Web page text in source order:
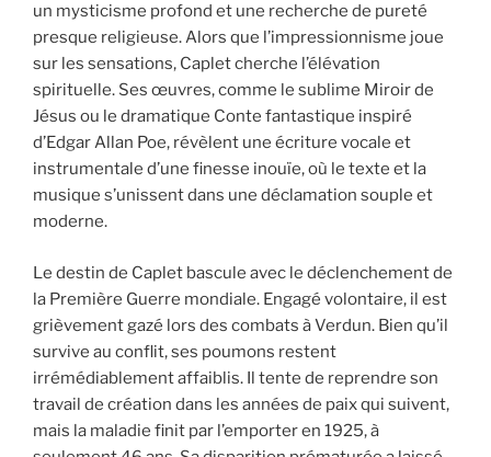
un mysticisme profond et une recherche de pureté
presque religieuse. Alors que l’impressionnisme joue
sur les sensations, Caplet cherche l’élévation
spirituelle. Ses œuvres, comme le sublime Miroir de
Jésus ou le dramatique Conte fantastique inspiré
d’Edgar Allan Poe, révèlent une écriture vocale et
instrumentale d’une finesse inouïe, où le texte et la
musique s’unissent dans une déclamation souple et
moderne.
Le destin de Caplet bascule avec le déclenchement de
la Première Guerre mondiale. Engagé volontaire, il est
grièvement gazé lors des combats à Verdun. Bien qu’il
survive au conflit, ses poumons restent
irrémédiablement affaiblis. Il tente de reprendre son
travail de création dans les années de paix qui suivent,
mais la maladie finit par l’emporter en 1925, à